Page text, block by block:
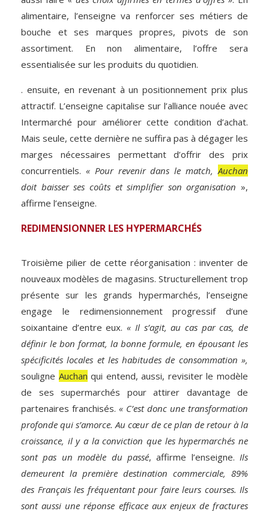
alimentaire, l’enseigne va renforcer ses métiers de
bouche et ses marques propres, pivots de son
assortiment. En non alimentaire, l’offre sera
essentialisée sur les produits du quotidien.
. ensuite, en revenant à un positionnement prix plus
attractif. L’enseigne capitalise sur l’alliance nouée avec
Intermarché pour améliorer cette condition d’achat.
Mais seule, cette dernière ne suffira pas à dégager les
marges nécessaires permettant d’offrir des prix
concurrentiels. « Pour revenir dans le match,Auchan
doit baisser ses coûts et simplifier son organisation »,
affirme l’enseigne.
REDIMENSIONNER LES HYPERMARCHÉS
Troisième pilier de cette réorganisation : inventer de
nouveaux modèles de magasins. Structurellement trop
présente sur les grands hypermarchés, l’enseigne
engage le redimensionnement progressif d’une
soixantaine d’entre eux.« Il s’agit, au cas par cas, de
définir le bon format, la bonne formule, en épousant les
spécificités locales et les habitudes de consommation »,
souligne Auchan qui entend, aussi, revisiter le modèle
de ses supermarchés pour attirer davantage de
partenaires franchisés. « C’est donc une transformation
profonde qui s’amorce. Au cœur de ce plan de retour à la
croissance, il y a la conviction que les hypermarchés ne
sont pas un modèle du passé, affirme l’enseigne. Ils
demeurent la première destination commerciale, 89%
des Français les fréquentant pour faire leurs courses. Ils
sont aussi une réponse efficace aux enjeux de fractures